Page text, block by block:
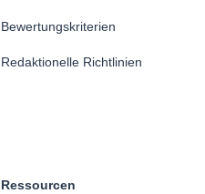
Bewertungskriterien
Redaktionelle Richtlinien
Ressourcen